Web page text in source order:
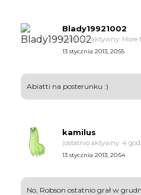
Blady19921002
(ostatnio aktywny: More
13 stycznia 2013, 20:55
Abiatti na posterunku :)
kamilus
(ostatnio aktywny: 4
13 stycznia 2013, 20:54
No, Robson ostatnio grał w